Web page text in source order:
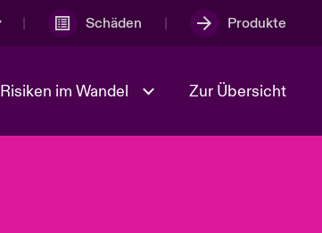
Schäden Produkte
Risiken im Wandel Zur Übersicht